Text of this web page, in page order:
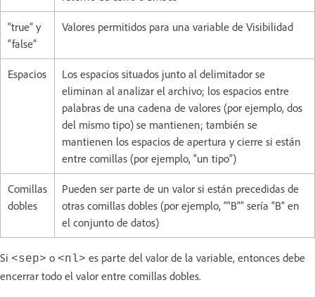
“true” y
“false”
Valores permitidos para una variable de Visibilidad
Espacios
Los espacios situados junto al delimitador se
eliminan al analizar el archivo; los espacios entre
palabras de una cadena de valores (por ejemplo, dos
del mismo tipo) se mantienen; también se
mantienen los espacios de apertura y cierre si están
entre comillas (por ejemplo, “un tipo”)
Comillas
dobles
Pueden ser parte de un valor si están precedidas de
otras comillas dobles (por ejemplo, ““B”” sería “B” en
el conjunto de datos)
Si <sep> o <nl> es parte del valor de la variable, entonces debe
encerrar todo el valor entre comillas dobles.